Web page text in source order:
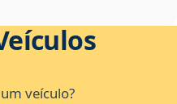
veículo?